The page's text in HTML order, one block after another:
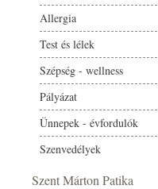
Allergia
Test és lélek
Szépség - wellness
Pályázat
Ünnepek - évfordulók
Szenvedélyek
Szent Márton Patika